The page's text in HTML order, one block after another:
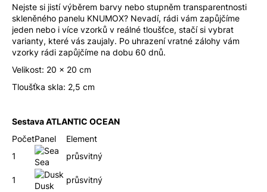
Nejste si jistí výběrem barvy nebo stupněm transparentnosti
skleněného panelu KNUMOX? Nevadí, rádi vám zapůjčíme
jeden nebo i více vzorků v reálné tloušťce, stačí si vybrat
varianty, které vás zaujaly. Po uhrazení vratné zálohy vám
vzorky rádi zapůjčíme na dobu 60 dnů.
Velikost: 20 x 20 cm
Tloušťka skla: 2,5 cm
Sestava ATLANTIC OCEAN
PočetPanel
Element
1
Sea
průsvitný
1
Dusk
průsvitný
r
u
č
u
j
e
m